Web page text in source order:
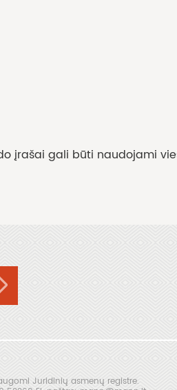
įrašai gali būti naudojami
Juridinių asmenų registre.